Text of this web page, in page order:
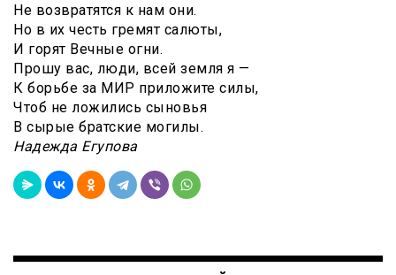
Не возвратятся к нам они.
Но в их честь гремят салюты,
И горят Вечные огни.
Прошу вас, люди, всей земля я —
К борьбе за МИР приложите силы,
Чтоб не ложились сыновья
В сырые братские могилы.
Надежда Егупова